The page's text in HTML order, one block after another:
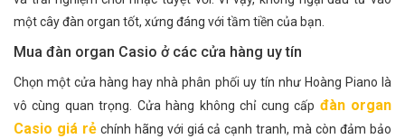
một cây đàn organ tốt, xứng đáng với tầm tiền của bạn.
Mua đàn organ Casio ở các cửa hàng uy tín
Chọn một cửa hàng hay nhà phân phối uy tín như Hoàng Piano là
vô cùng quan trọng. Cửa hàng không chỉ cung cấp đàn organ
Casio giá rẻchính hãng với giá cả cạnh tranh, mà còn đảm bảo